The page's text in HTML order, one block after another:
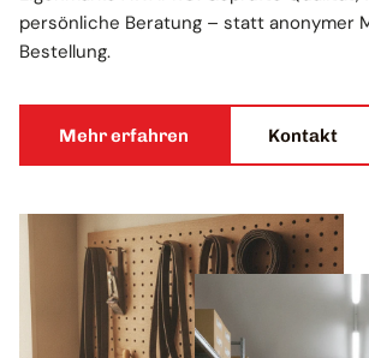
persönliche Beratung – statt anonymer
Bestellung.
Mehr erfahren Kontakt